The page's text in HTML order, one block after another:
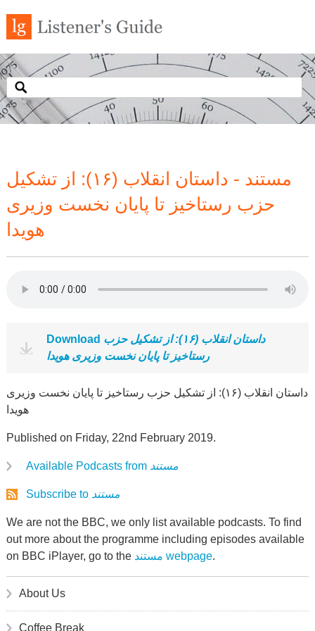
مستند - داستان انقلاب (۱۶): از تشکیل
حزب رستاخیز تا پایان نخست وزیری
هویدا
Download داستان انقلاب (۱۶): از تشکیل حزب
رستاخیز تا پایان نخست وزیری هویدا
داستان انقلاب (۱۶): از تشکیل حزب رستاخیز تا پایان نخست وزیری
هویدا
Published on Friday, 22nd February 2019.
Available Podcasts from مستند
Subscribe to مستند
We are not the BBC, we only list available podcasts. To find
out more about the programme including episodes available
on BBC iPlayer, go to the
مستند webpage.
About Us
Coffee Break